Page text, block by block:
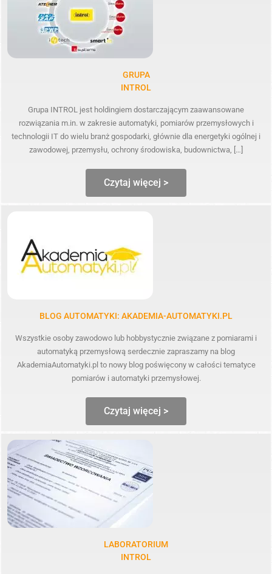
GRUPA
INTROL
Grupa INTROL jest holdingiem dostarczającym zaawansowane
rozwiązania m.in. w zakresie automatyki, pomiarów przemysłowych i
technologii IT do wielu branż gospodarki, głównie dla energetyki ogólnej i
zawodowej, przemysłu, ochrony środowiska, budownictwa, […]
Czytaj więcej >
BLOG AUTOMATYKI: AKADEMIA-AUTOMATYKI.PL
Wszystkie osoby zawodowo lub hobbystycznie związane z pomiarami i
automatyką przemysłową serdecznie zapraszamy na blog
AkademiaAutomatyki.pl to nowy blog poświęcony w całości tematyce
pomiarów i automatyki przemysłowej.
Czytaj więcej >
LABORATORIUM
INTROL